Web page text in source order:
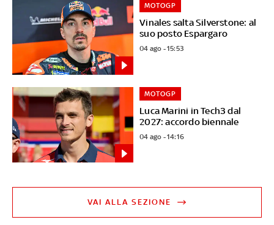
Vinales salta Silverstone: al
suo posto Espargaro
MOTOGP
04 ago - 15:53
Luca Marini in Tech3 dal
2027: accordo biennale
MOTOGP
04 ago - 14:16
VAI ALLA SEZIONE